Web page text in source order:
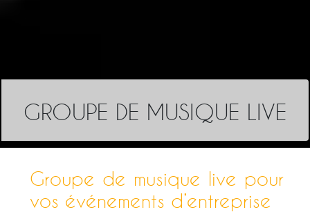
GROUPE DE MUSIQUE LIVE
Groupe de musique live pour
vos événements d’entreprise